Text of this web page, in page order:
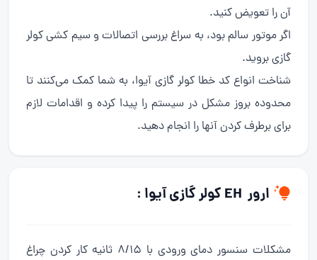
آن را تعویض کنید.
اگر موتور سالم بود، به سراغ بررسی اتصالات و سیم کشی کولر
گازی بروید.
شناخت انواع کد خطا کولر گازی آیوا، به شما کمک می‌کنند تا
محدوده بروز مشکل در سیستم را پیدا کرده و اقدامات لازم
برای برطرف کردن آنها را انجام دهید.
ارور EH کولر گازی آیوا :
مشکلات سنسور دمای ورودی با 8/15 ثانیه کار کردن چراغ